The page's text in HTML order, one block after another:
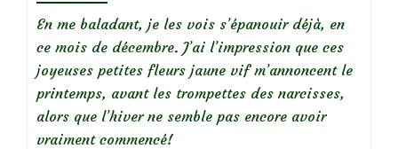
En me baladant, je les vois s’épanouir déjà, en
ce mois de décembre. J’ai l’impression que ces
joyeuses petites fleurs jaune vif m’annoncent le
printemps, avant les trompettes des narcisses,
alors que l’hiver ne semble pas encore avoir
vraiment commencé!